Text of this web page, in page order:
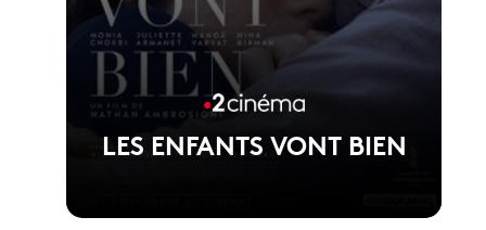
LES ENFANTS VONT BIEN